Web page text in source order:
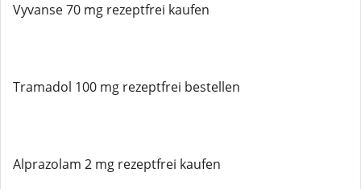
Vyvanse 70 mg rezeptfrei kaufen
Tramadol 100 mg rezeptfrei bestellen
Alprazolam 2 mg rezeptfrei kaufen